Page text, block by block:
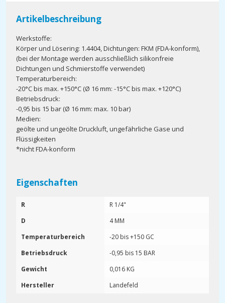
Artikelbeschreibung
Werkstoffe:
Körper und Lösering: 1.4404, Dichtungen: FKM (FDA-konform),
(bei der Montage werden ausschließlich silikonfreie
Dichtungen und Schmierstoffe verwendet)
Temperaturbereich:
-20°C bis max. +150°C (Ø 16 mm: -15°C bis max. +120°C)
Betriebsdruck:
-0,95 bis 15 bar (Ø 16 mm: max. 10 bar)
Medien:
geölte und ungeölte Druckluft, ungefährliche Gase und
Flüssigkeiten
*nicht FDA-konform
Eigenschaften
R
R 1/4"
D
4 MM
Temperaturbereich
-20 bis +150 GC
Betriebsdruck
-0,95 bis 15 BAR
Gewicht
0,016 KG
Hersteller
Landefeld